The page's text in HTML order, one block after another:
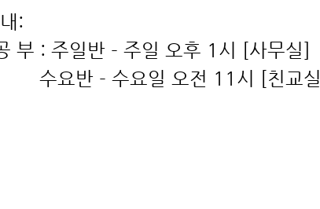
:
부 : 주일반 - 주일 오후 1시 [사무실]
- 수요일 오전 11시 [친교실]